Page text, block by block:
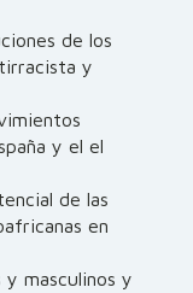
de los
y
y el el
de las
en
y masculinos y